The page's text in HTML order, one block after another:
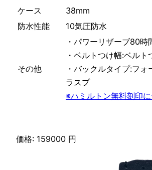
ケース
38mm
防水性能
10気圧防水
その他
・パワーリザーブ80時
・ベルトつけ幅:ベル
・バックルタイプ:フォ
ラスプ
※ハミルトン無料刻印
価格: 159000 円